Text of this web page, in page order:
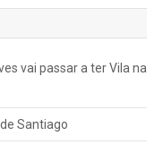
vai passar a ter Vila na
Santiago